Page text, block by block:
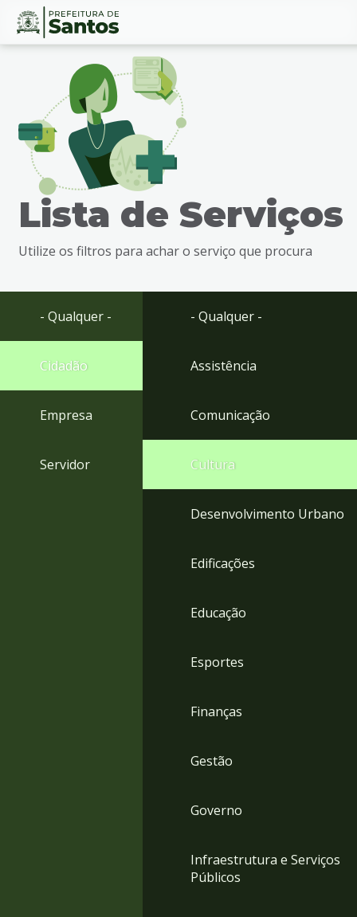
Ir
busca
Ir
rodapé
Conteúdo
Lista de Serviços
Utilize os filtros para achar o serviço que procura
- Qualquer -
Cidadão
Empresa
Servidor
- Qualquer -
Assistência
Comunicação
Cultura
Desenvolvimento Urbano
Edificações
Educação
Esportes
Finanças
Gestão
Governo
Infraestrutura e Serviços
Públicos